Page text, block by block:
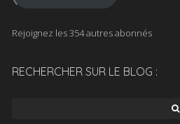
Rejoignez les 354 autres abonnés
RECHERCHER SUR LE BLOG :